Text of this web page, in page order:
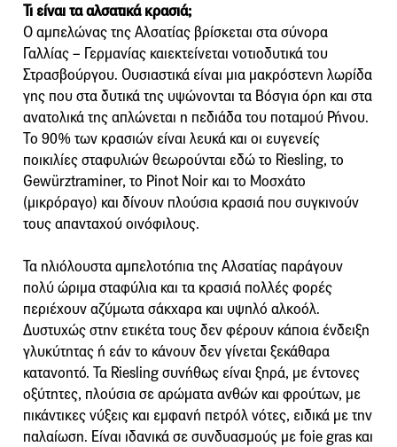
Τι είναι τα αλσατικά κρασιά;
Ο αμπελώνας της Αλσατίας βρίσκεται στα σύνορα
Γαλλίας – Γερμανίας καιεκτείνεται νοτιοδυτικά του
Στρασβούργου. Ουσιαστικά είναι μια μακρόστενη λωρίδα
γης που στα δυτικά της υψώνονται τα Βόσγια όρη και στα
ανατολικά της απλώνεται η πεδιάδα του ποταμού Ρήνου.
Το 90% των κρασιών είναι λευκά και οι ευγενείς
ποικιλίες σταφυλιών θεωρούνται εδώ το Riesling, το
Gewürztraminer, το Pinot Noir και το Μοσχάτο
(μικρόραγο) και δίνουν πλούσια κρασιά που συγκινούν
τους απανταχού οινόφιλους.
Τα ηλιόλουστα αμπελοτόπια της Αλσατίας παράγουν
πολύ ώριμα σταφύλια και τα κρασιά πολλές φορές
περιέχουν αζύμωτα σάκχαρα και υψηλό αλκοόλ.
Δυστυχώς στην ετικέτα τους δεν φέρουν κάποια ένδειξη
γλυκύτητας ή εάν το κάνουν δεν γίνεται ξεκάθαρα
κατανοητό. Τα Riesling συνήθως είναι ξηρά, με έντονες
οξύτητες, πλούσια σε αρώματα ανθών και φρούτων, με
πικάντικες νύξεις και εμφανή πετρόλ νότες, ειδικά με την
παλαίωση. Είναι ιδανικά σε συνδυασμούς με foie gras και